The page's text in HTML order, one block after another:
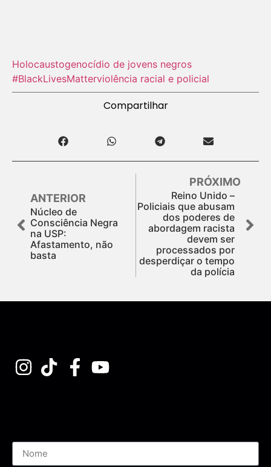
Holocausto‬genocídio de jovens negros
#BlackLivesMatterviolência racial e policial
Compartilhar
ANTERIOR
Núcleo de
Consciência Negra
na USP:
Afastamento, não
basta
PRÓXIMO
Reino Unido –
Policiais que abusam
dos poderes de
abordagem racista
devem ser
processados por
desperdiçar o tempo
da polícia